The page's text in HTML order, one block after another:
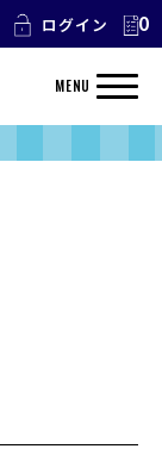
ログイン 0
MENU